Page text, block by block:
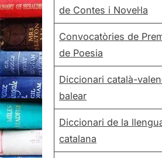
de Contes i Novel·la
Convocatòries de
de Poesia
Diccionari català-
balear
Diccionari de la
catalana